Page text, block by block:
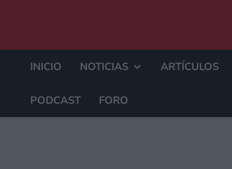
INICIO NOTICIAS ARTÍCULOS
PODCAST FORO